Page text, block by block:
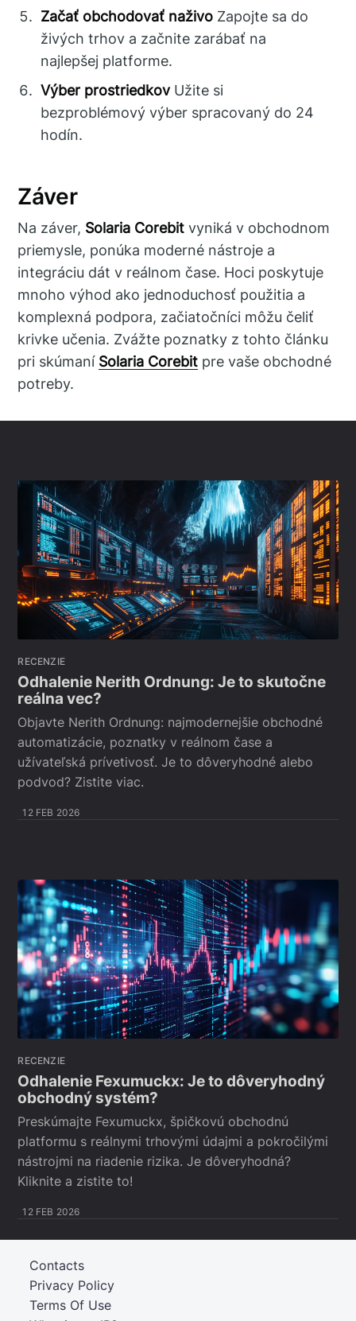
Začať obchodovať naživo Zapojte sa do
živých trhov a začnite zarábať na
najlepšej platforme.
Výber prostriedkovUžite si
bezproblémový výber spracovaný do 24
hodín.
Záver
Na záver, Solaria Corebit vyniká v obchodnom
priemysle, ponúka moderné nástroje a
integráciu dát v reálnom čase. Hoci poskytuje
mnoho výhod ako jednoduchosť použitia a
komplexná podpora, začiatočníci môžu čeliť
krivke učenia. Zvážte poznatky z tohto článku
pri skúmaní Solaria Corebit pre vaše obchodné
potreby.
RECENZIE
Odhalenie Nerith Ordnung: Je to skutočne
reálna vec?
Objavte Nerith Ordnung: najmodernejšie obchodné
automatizácie, poznatky v reálnom čase a
užívateľská prívetivosť. Je to dôveryhodné alebo
podvod? Zistite viac.
12 FEB 2026
RECENZIE
Odhalenie Fexumuckx: Je to dôveryhodný
obchodný systém?
Preskúmajte Fexumuckx, špičkovú obchodnú
platformu s reálnymi trhovými údajmi a pokročilými
nástrojmi na riadenie rizika. Je dôveryhodná?
Kliknite a zistite to!
12 FEB 2026
Terms Of Use
Privacy Policy
Contacts